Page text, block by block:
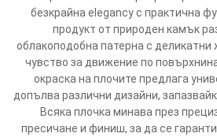
безкрайна elegancy с практична
продукт от природен камък
облакоподобна патерна с деликатни
чувство за движение по
окраска на плочите предлага
допълва различни дизайни,
Всяка плочка минава през
пресичане и финиш, за да се